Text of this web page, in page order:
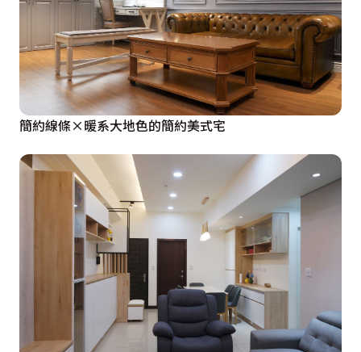
簡約線條×暖系大地色的簡約美式宅